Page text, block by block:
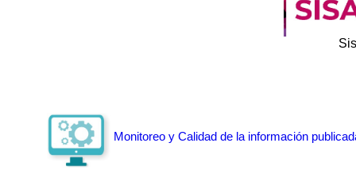
Monitoreo y Calidad de la información